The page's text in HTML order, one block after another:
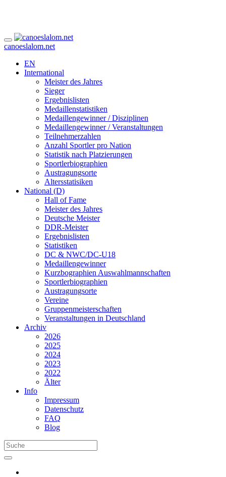
canoeslalom.net
EN
International
Meister des Jahres
Sieger
Ergebnislisten
Medaillenstatistiken
Medaillengewinner / Disziplinen
Medaillengewinner / Veranstaltungen
Teilnehmerzahlen
Anzahl Sportler pro Nation
Statistik nach Platzierungen
Sportlerbiographien
Austragungsorte
Altersstatisiken
National (D)
Hall of Fame
Meister des Jahres
Deutsche Meister
DDR-Meister
Ergebnislisten
Statistiken
DC & NWC/DC-U18
Medaillengewinner
Kurzbographien Auswahlmannschaften
Sportlerbiographien
Austragungsorte
Vereine
Gruppenmeisterschaften
Veranstaltungen in Deutschland
Archiv
2026
2025
2024
2023
2022
Älter
Info
Impressum
Datenschutz
FAQ
Blog